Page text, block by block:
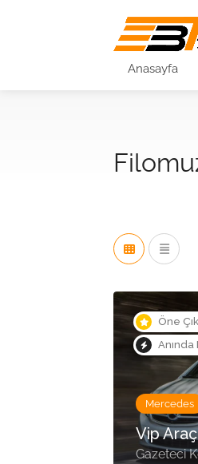
Anasayfa
Öne
Mercedes
Vip
Gazeteci